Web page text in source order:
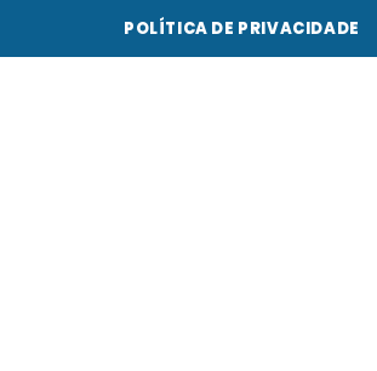
POLÍTICA DE PRIVACIDADE